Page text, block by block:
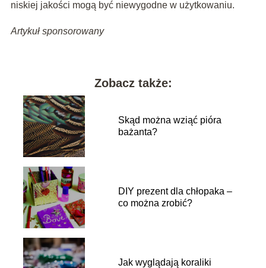
niskiej jakości mogą być niewygodne w użytkowaniu.
Artykuł sponsorowany
Zobacz także:
Skąd można wziąć pióra
bażanta?
DIY prezent dla chłopaka –
co można zrobić?
Jak wyglądają koraliki